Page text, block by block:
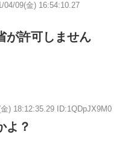
04/09(金) 16:54:10.27
が許可しません
) 18:12:35.29 ID:1QDpJX9M0
よ？